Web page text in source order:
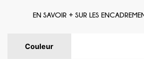
EN SAVOIR + SUR LES
Couleur